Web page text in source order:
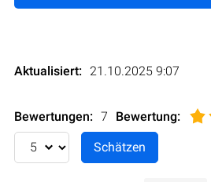
Aktualisiert: 21.10.2025 9:07
Bewertungen: 7 Bewertung: